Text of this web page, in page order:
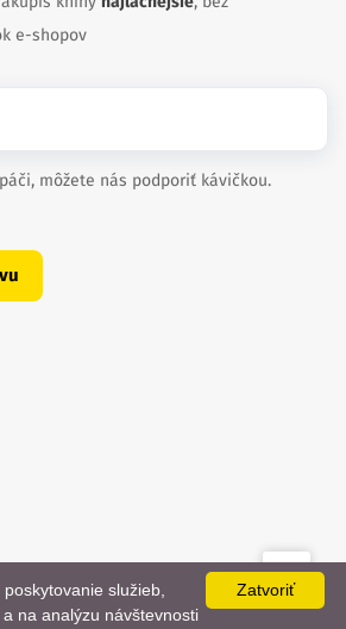
e-shopov
môžete nás podporiť kávičkou.
Zatvoriť
služieb,
na analýzu návštevnosti